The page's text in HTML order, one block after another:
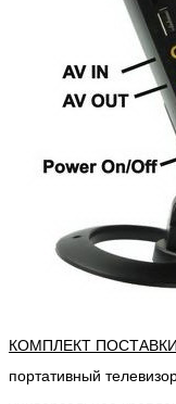
КОМПЛЕКТ ПОСТАВКИ
портативный